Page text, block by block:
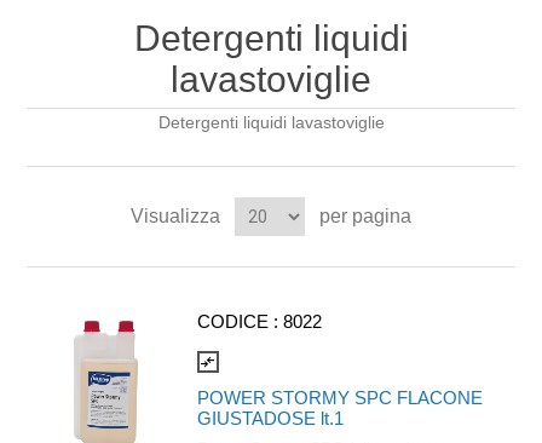
Detergenti liquidi
lavastoviglie
Detergenti liquidi lavastoviglie
Visualizza per pagina
CODICE :8022
compare_arrows
POWER STORMY SPC FLACONE
GIUSTADOSE lt.1